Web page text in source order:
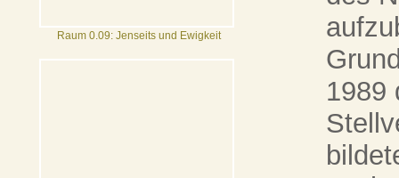
Raum 0.09: Jenseits und Ewigkeit
1989